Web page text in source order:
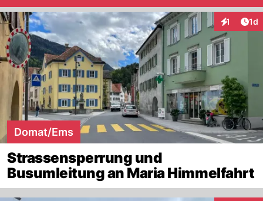
1 1d
Domat/Ems
Strassensperrung und
Busumleitung an Maria Himmelfahrt